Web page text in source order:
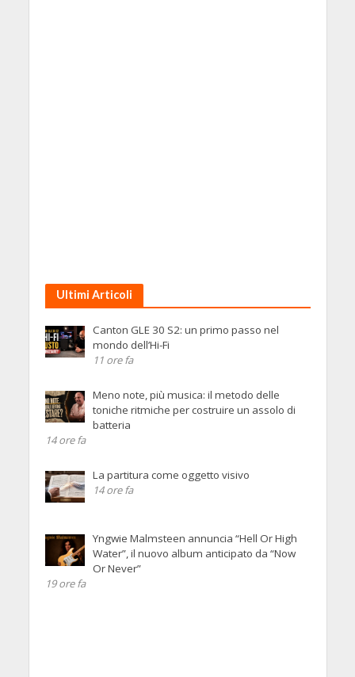
Ultimi Articoli
Canton GLE 30 S2: un primo passo nel
mondo dell’Hi-Fi
11 ore fa
Meno note, più musica: il metodo delle
toniche ritmiche per costruire un assolo di
batteria
14 ore fa
La partitura come oggetto visivo
14 ore fa
Yngwie Malmsteen annuncia “Hell Or High
Water”, il nuovo album anticipato da “Now
Or Never”
19 ore fa